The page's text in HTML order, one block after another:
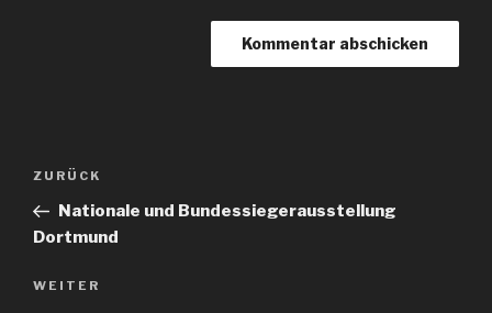
Beitragsnavigation
Vorheriger
Beitrag
ZURÜCK
Nationale und Bundessiegerausstellung
Dortmund
Nächster
WEITER